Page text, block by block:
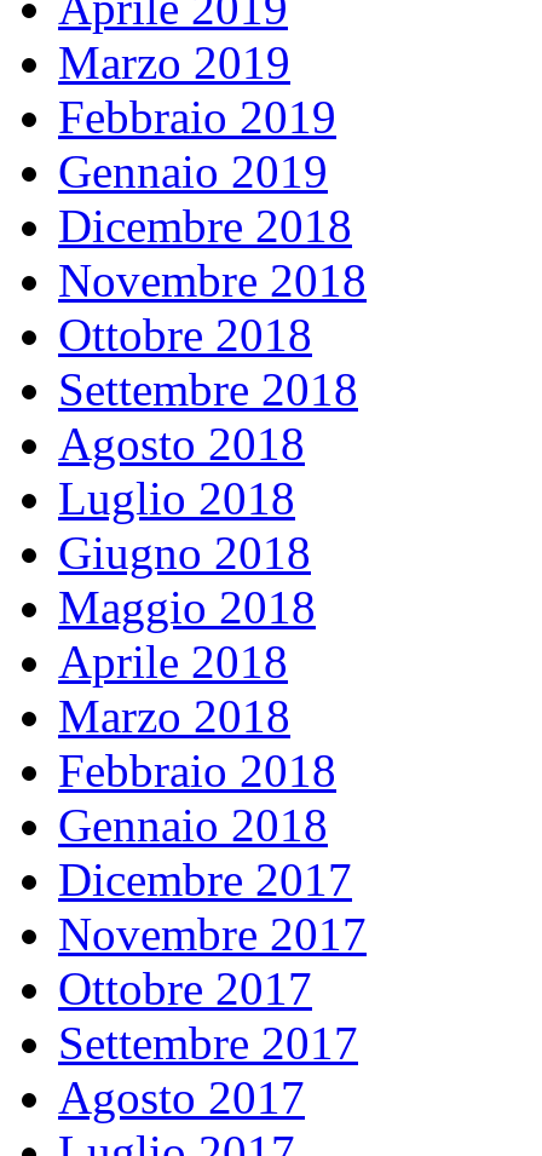
Marzo 2019
Febbraio 2019
Gennaio 2019
Dicembre 2018
Novembre 2018
Ottobre 2018
Settembre 2018
Agosto 2018
Luglio 2018
Giugno 2018
Maggio 2018
Aprile 2018
Marzo 2018
Febbraio 2018
Gennaio 2018
Dicembre 2017
Novembre 2017
Ottobre 2017
Settembre 2017
Agosto 2017